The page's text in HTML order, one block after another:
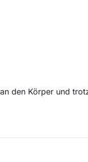
den Körper und